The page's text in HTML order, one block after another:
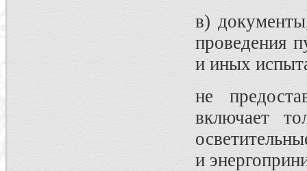
в)
проведения
и иных
не
включает
и